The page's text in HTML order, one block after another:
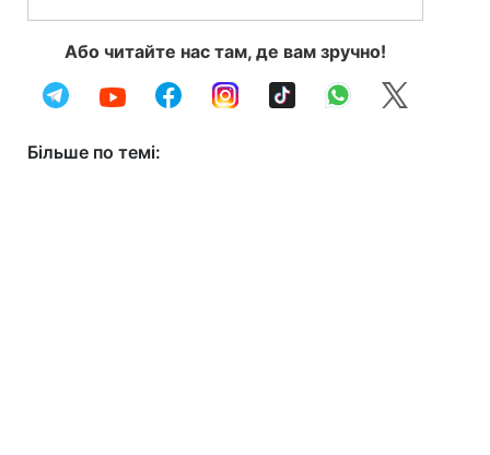
Або читайте нас там, де вам зручно!
Більше по темі: